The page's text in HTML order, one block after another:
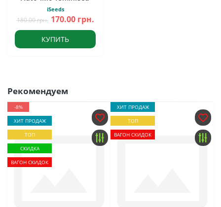
iSeeds
180.00 грн. 170.00 грн.
КУПИТЬ
Рекомендуем
-8%
ХИТ ПРОДАЖ
ТОП
СКИДКА
ВАГОН СКИДОК
ХИТ ПРОДАЖ
ТОП
ВАГОН СКИДОК